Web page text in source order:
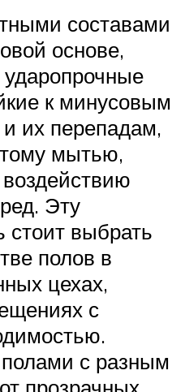
составами
основе,
к минусовым
их перепадам,
мытью,
Эту
стоит выбрать
полов в
цехах,
с
с разным